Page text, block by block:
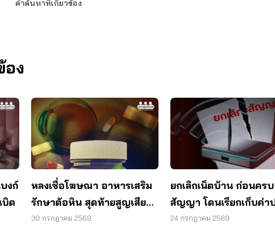
คำค้นหาที่เกี่ยวข้อง
อง
งก์
บิด
หลงเชื่อโฆษณา อาหารเสริม
รักษาต้อหิน สุดท้ายสูญเสียด
วงตา 1 ข้าง
30 กรกฎาคม 2569
ยกเลิกเน็ตบ้าน ก่อนครบ
สัญญา โดนเรียกเก็บค่า
ผู้บริโภคไม่ต้องจ่าย
24 กรกฎาคม 2569